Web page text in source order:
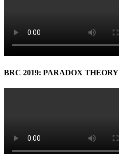
BRC 2019: PARADOX THEORY